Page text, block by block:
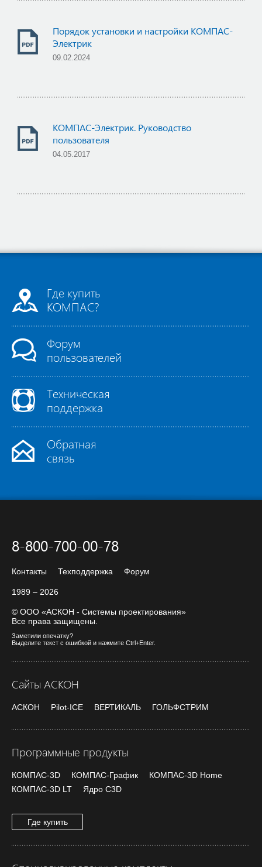
Порядок установки и настройки КОМПАС-
Электрик
09.02.2024
КОМПАС-Электрик. Руководство
пользователя
04.05.2017
Где купить
КОМПАС?
Форум
пользователей
Техническая
поддержка
Обратная
связь
8-800-700-00-78
Контакты Техподдержка Форум
1989 – 2026
© ООО «АСКОН - Системы проектирования»
Все права защищены.
Заметили опечатку?
Выделите текст с ошибкой и нажмите Ctrl+Enter.
Сайты АСКОН
АСКОН Pilot-ICE ВЕРТИКАЛЬ ГОЛЬФСТРИМ
Программные продукты
КОМПАС-3D КОМПАС-График
КОМПАС-3D Home
КОМПАС-3D LT
Ядро C3D
Где купить